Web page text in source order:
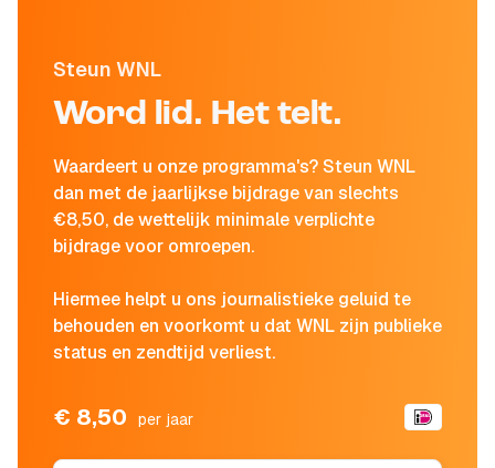
Steun WNL
Word lid. Het telt.
Waardeert u onze programma's? Steun WNL
dan met de jaarlijkse bijdrage van slechts
€8,50, de wettelijk minimale verplichte
bijdrage voor omroepen.
Hiermee helpt u ons journalistieke geluid te
behouden en voorkomt u dat WNL zijn publieke
status en zendtijd verliest.
€ 8,50 per jaar